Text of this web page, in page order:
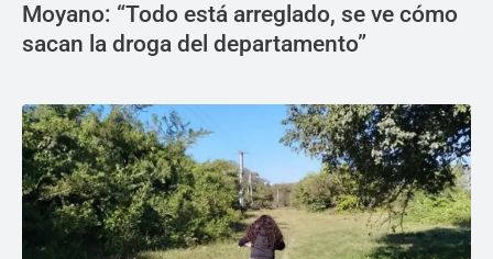
Moyano: “Todo está arreglado, se ve cómo
sacan la droga del departamento”